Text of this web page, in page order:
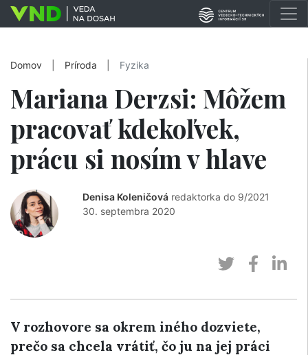
Domov Príroda Fyzika
Mariana Derzsi: Môžem
pracovať kdekoľvek,
prácu si nosím v hlave
Denisa Koleničová redaktorka do 9/2021
30. septembra 2020
V rozhovore sa okrem iného dozviete,
prečo sa chcela vrátiť, čo ju na jej práci